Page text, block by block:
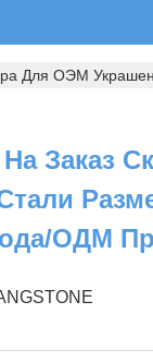
Для ОЭМ
Заказ
ОДМ